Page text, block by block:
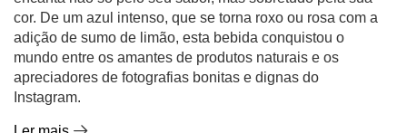
cor. De um azul intenso, que se torna roxo ou rosa com a
adição de sumo de limão, esta bebida conquistou o
mundo entre os amantes de produtos naturais e os
apreciadores de fotografias bonitas e dignas do
Instagram.